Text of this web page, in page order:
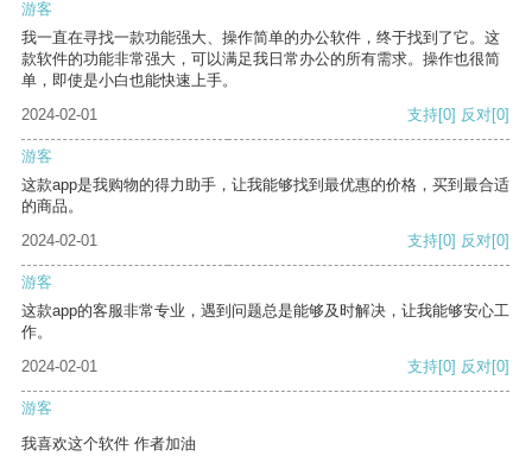
游客
我一直在寻找一款功能强大、操作简单的办公软件，终于找到了它。这
款软件的功能非常强大，可以满足我日常办公的所有需求。操作也很简
单，即使是小白也能快速上手。
2024-02-01
支持[0] 反对[0]
游客
这款app是我购物的得力助手，让我能够找到最优惠的价格，买到最合适
的商品。
2024-02-01
支持[0] 反对[0]
游客
这款app的客服非常专业，遇到问题总是能够及时解决，让我能够安心工
作。
2024-02-01
支持[0] 反对[0]
游客
我喜欢这个软件 作者加油